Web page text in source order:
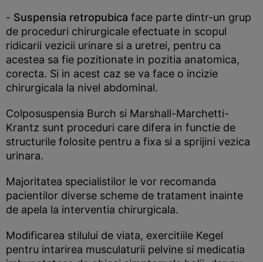
- Suspensia retropubica face parte dintr-un grup
de proceduri chirurgicale efectuate in scopul
ridicarii vezicii urinare si a uretrei, pentru ca
acestea sa fie pozitionate in pozitia anatomica,
corecta. Si in acest caz se va face o incizie
chirurgicala la nivel abdominal.
Colposuspensia Burch si Marshall-Marchetti-
Krantz sunt proceduri care difera in functie de
structurile folosite pentru a fixa si a sprijini vezica
urinara.
Majoritatea specialistilor le vor recomanda
pacientilor diverse scheme de tratament inainte
de apela la interventia chirurgicala.
Modificarea stilului de viata, exercitiile Kegel
pentru intarirea musculaturii pelvine si medicatia